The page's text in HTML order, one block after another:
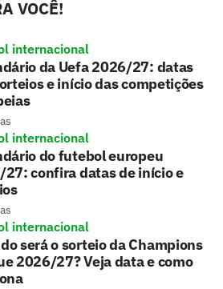
VOCÊ!
internacional
da Uefa 2026/27: datas
e início das competições
internacional
do futebol europeu
confira datas de início e
internacional
será o sorteio da Champions
2026/27? Veja data e como